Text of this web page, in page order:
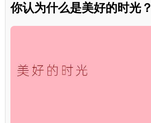
你认为什么是美好的时光？